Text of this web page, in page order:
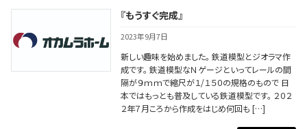
『もうすぐ完成』
2023年9月7日
新しい趣味を始めました。 鉄道模型とジオラマ作
成です。 鉄道模型なＮゲージといってレールの間
隔が９ｍｍで縮尺が１/１５０の規格のもので 日
本ではもっとも普及している鉄道模型です。 ２０２
２年７月ころから作成をはじめ何回も […]